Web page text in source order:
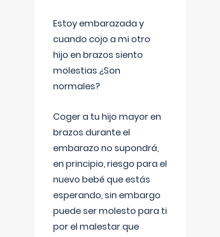
Estoy embarazada y
cuando cojo a mi otro
hijo en brazos siento
molestias ¿Son
normales?
Coger a tu hijo mayor en
brazos durante el
embarazo no supondrá,
en principio, riesgo para el
nuevo bebé que estás
esperando, sin embargo
puede ser molesto para ti
por el malestar que